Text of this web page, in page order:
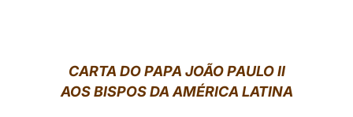
中文
CARTA DO PAPA JOÃO PAULO II
AOS BISPOS DA AMÉRICA LATINA